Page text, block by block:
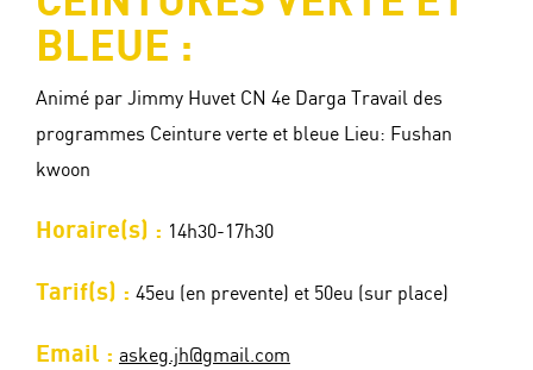
BLEUE :
Animé par Jimmy Huvet CN 4e Darga Travail des
programmes Ceinture verte et bleue Lieu: Fushan
kwoon
Horaire(s) : 14h30-17h30
Tarif(s) : 45eu (en prevente) et 50eu (sur place)
Email : askeg.jh@gmail.com